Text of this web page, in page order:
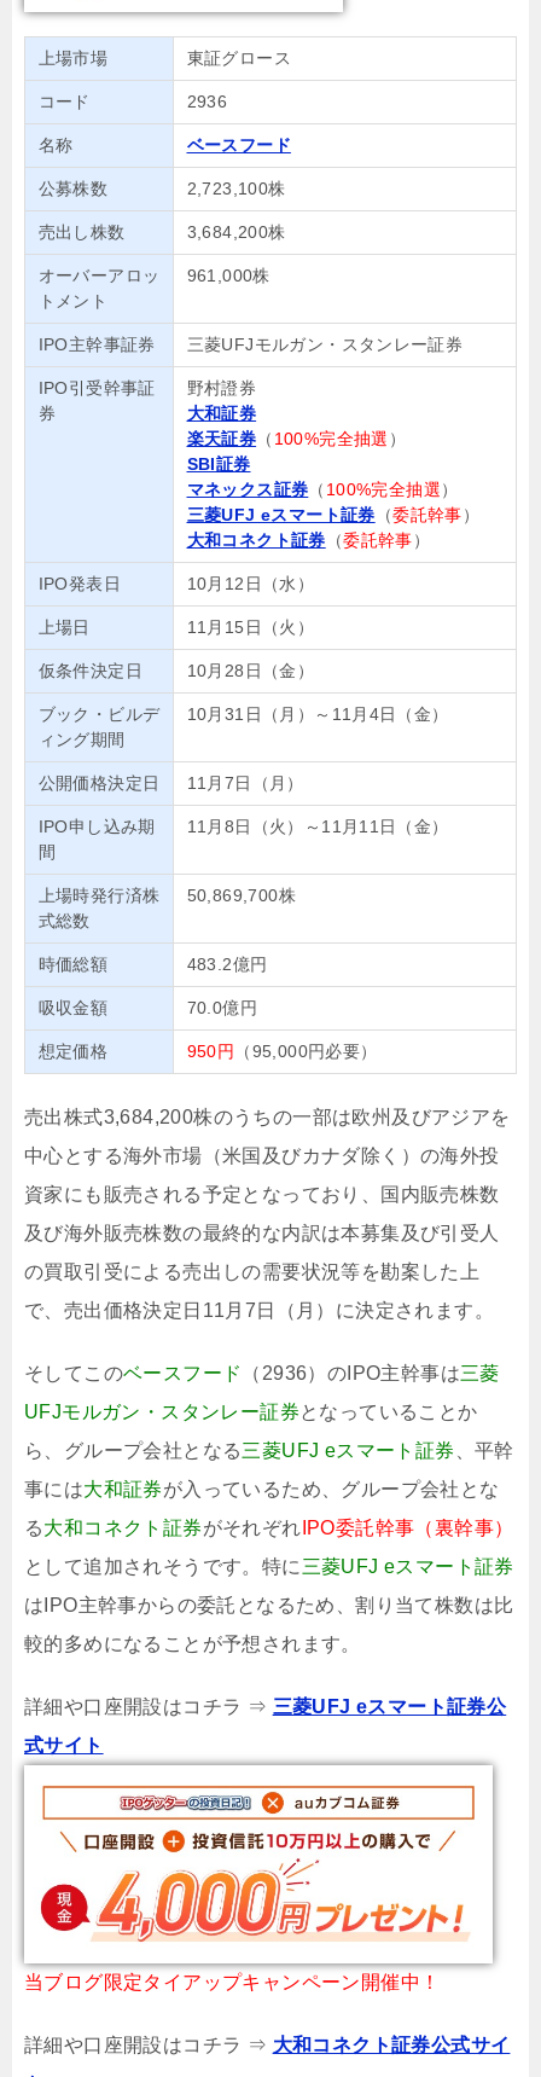
上場市場 東証グロース
コード 2936
名称 ベースフード
公募株数 2,723,100株
売出し株数 3,684,200株
オーバーアロッ
トメント
961,000株
IPO主幹事証券 三菱UFJモルガン・スタンレー証券
IPO引受幹事証
券
野村證券
大和証券
楽天証券 （ 100%完全抽選 ）
SBI証券
マネックス証券 （ 100%完全抽選）
三菱UFJ eスマート証券 （委託幹事）
大和コネクト証券 （委託幹事）
IPO発表日 10月12日（水）
上場日 11月15日（火）
仮条件決定日 10月28日（金）
ブック・ビルデ
ィング期間
10月31日（月）～11月4日（金）
公開価格決定日 11月7日（月）
IPO申し込み期
間
11月8日（火）～11月11日（金）
上場時発行済株
式総数
50,869,700株
時価総額 483.2億円
吸収金額 70.0億円
想定価格 950円 （95,000円必要）
売出株式3,684,200株のうちの一部は欧州及びアジアを
中心とする海外市場（米国及びカナダ除く）の海外投
資家にも販売される予定となっており、国内販売株数
及び海外販売株数の最終的な内訳は本募集及び引受人
の買取引受による売出しの需要状況等を勘案した上
で、売出価格決定日11月7日（月）に決定されます。
そしてこのベースフード （2936）のIPO主幹事は三菱
UFJモルガン・スタンレー証券となっていることか
ら、グループ会社となる三菱UFJ eスマート証券 、平幹
事には大和証券が入っているため、グループ会社とな
る大和コネクト証券がそれぞれ IPO委託幹事（裏幹事）
として追加されそうです。特に 三菱UFJ eスマート証券
はIPO主幹事からの委託となるため、割り当て株数は比
較的多めになることが予想されます。
詳細や口座開設はコチラ ⇒ 三菱UFJ eスマート証券公
式サイト
当ブログ限定タイアップキャンペーン開催中！
詳細や口座開設はコチラ ⇒ 大和コネクト証券公式サイ